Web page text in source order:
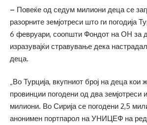
– Повеќе од седум милиони деца се
разорните земјотреси што ги погодија
6 февруари, соопшти Фондот на ОН
изразувајќи стравување дека
деца.
„Во Турција, вкупниот број на деца кои
провинции погодени од два земјотреси
милиони. Во Сирија се погодени 2,5
анонимен портпарол на УНИЦЕФ на